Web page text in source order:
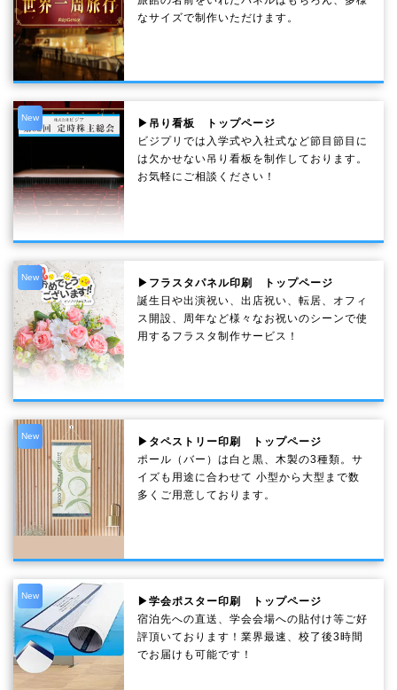
なサイズで制作いただけます。
New
▶吊り看板 トップページ
ビジプリでは入学式や入社式など節目節目に
は欠かせない吊り看板を制作しております。
お気軽にご相談ください！
New
▶フラスタパネル印刷 トップページ
誕生日や出演祝い、出店祝い、転居、オフィ
ス開設、周年など様々なお祝いのシーンで使
用するフラスタ制作サービス！
New
▶タペストリー印刷 トップページ
ポール（バー）は白と黒、木製の3種類。サ
イズも用途に合わせて 小型から大型まで数
多くご用意しております。
New
▶学会ポスター印刷 トップページ
宿泊先への直送、学会会場への貼付け等ご好
評頂いております！業界最速、校了後3時間
でお届けも可能です！